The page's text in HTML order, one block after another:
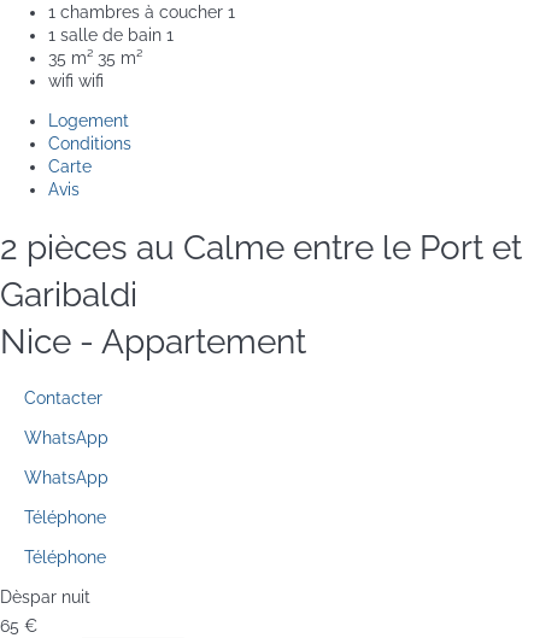
1 chambres à coucher 1
1 salle de bain 1
35 m² 35 m²
wifi wifi
Logement
Conditions
Carte
Avis
2 pièces au Calme entre le Port et
Garibaldi
Nice - Appartement
Contacter
WhatsApp
WhatsApp
Téléphone
Téléphone
Dèspar nuit
65 €